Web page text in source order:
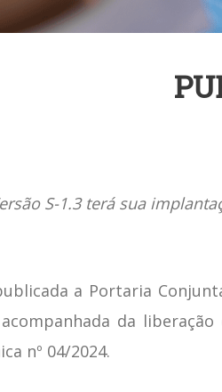
S-1.3 terá sua
a Portaria
da
nº 04/2024.